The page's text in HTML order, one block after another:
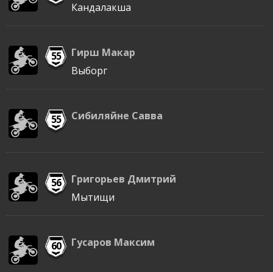
Кандалакша
55
Гирш Макар
Выборг
55 Сибиляйне Савва
56
Григорьев Дмитрий
Мытищи
60 Гусаров Максим